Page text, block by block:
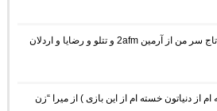
دانلود آهنگ شاد همسر من تاج سر من از آرمین 2afm و تتلو و رضایا و اردلان
از دنیاتون خسته ام از این بازی ) از میرا “زن